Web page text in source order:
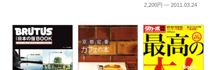
2,200円 — 2011.03.24